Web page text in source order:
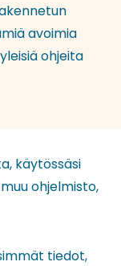
avoimia
ohjeita
käytössäsi
ohjelmisto,
tiedot,